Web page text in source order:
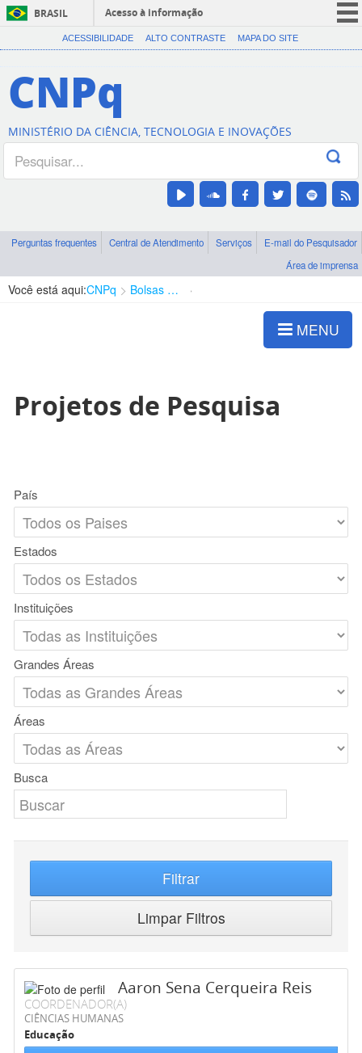
BRASIL
Acesso à informação
CORONAVÍRUS (COVID-19)
Canais
ACESSIBILIDADE ALTO CONTRASTE MAPA DO SITE
CNPq
MINISTÉRIO DA CIÊNCIA, TECNOLOGIA E INOVAÇÕES
Perguntas frequentes Central de Atendimento Serviços
E-mail do Pesquisador
Área de imprensa
Você está aqui:CNPq Bolsas e Auxílios Vigentes
MENU
Projetos de Pesquisa
País
Estados
Instituições
Grandes Áreas
Áreas
Busca
Filtrar
Limpar Filtros
Aaron Sena Cerqueira Reis
COORDENADOR(A)
CIÊNCIAS HUMANAS
Educação